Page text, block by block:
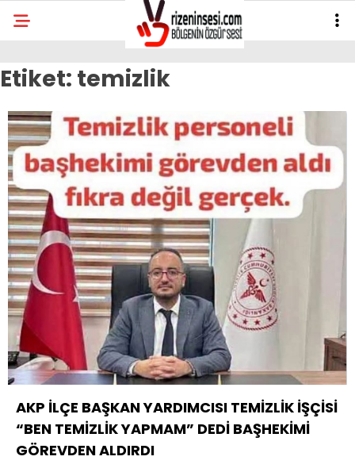
Etiket: temizlik
AKP İLÇE BAŞKAN YARDIMCISI TEMİZLİK İŞÇİSİ
“BEN TEMİZLİK YAPMAM” DEDİ BAŞHEKİMİ
GÖREVDEN ALDIRDI